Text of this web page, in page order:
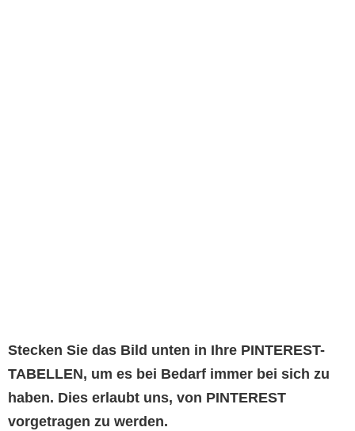
Stecken Sie das Bild unten in Ihre PINTEREST-
TABELLEN, um es bei Bedarf immer bei sich zu
haben. Dies erlaubt uns, von PINTEREST
vorgetragen zu werden.